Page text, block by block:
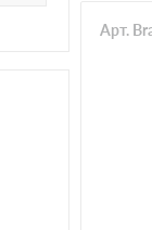
Арт.